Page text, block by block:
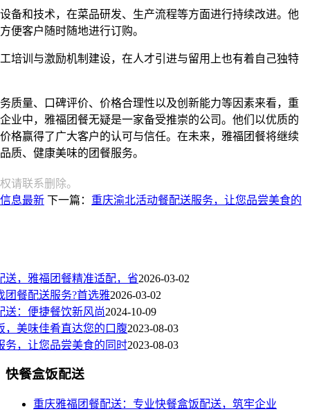
备和技术，在菜品研发、生产流程等方面进行持续改进。他
便客户随时随地进行订购。
培训与激励机制建设，在人才引进与留用上也有着自己独特
质量、口碑评价、价格合理性以及创新能力等因素来看，重
业中，雅福团餐无疑是一家备受推崇的公司。他们以优质的
格赢得了广大客户的认可与信任。在未来，雅福团餐将继续
质、健康美味的团餐服务。
请联系删除。
息最新 下一篇： 重庆渝北活动餐配送服务，让您品尝美食的
送，雅福团餐精准适配，省2026-03-02
团餐配送服务?首选雅2026-03-02
送：便捷餐饮新风尚2024-10-09
，美味佳肴直达您的口腹2023-08-03
务，让您品尝美食的同时2023-08-03
快餐盒饭配送
重庆雅福团餐配送：专业快餐盒饭配送，筑牢企业